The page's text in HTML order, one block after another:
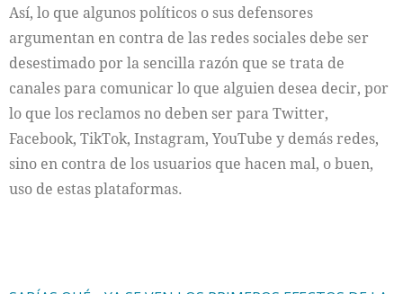
Así, lo que algunos políticos o sus defensores
argumentan en contra de las redes sociales debe ser
desestimado por la sencilla razón que se trata de
canales para comunicar lo que alguien desea decir, por
lo que los reclamos no deben ser para Twitter,
Facebook, TikTok, Instagram, YouTube y demás redes,
sino en contra de los usuarios que hacen mal, o buen,
uso de estas plataformas.